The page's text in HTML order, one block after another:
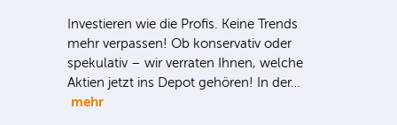
Investieren wie die Profis. Keine Trends
mehr verpassen! Ob konservativ oder
spekulativ – wir verraten Ihnen, welche
Aktien jetzt ins Depot gehören! In der…
mehr